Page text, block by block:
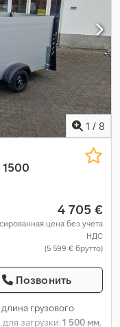
1 / 8
4 705 €
цена без учета
НДС
(5 599 € брутто)
Позвонить
длина грузового
загрузки:1 500 мм,